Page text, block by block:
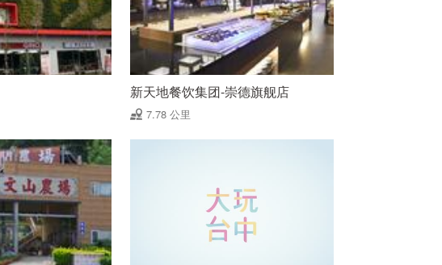
新天地餐饮集团-崇德旗舰店
7.78 公里